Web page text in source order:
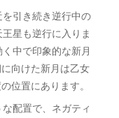
引き続き逆行中の
星も逆行に入りま
中で印象的な新月
向けた新月は乙女
位置にあります。
配置で、ネガティ